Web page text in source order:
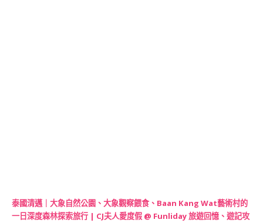
泰國清邁｜大象自然公園、大象觀察餵食、Baan Kang Wat藝術村的
一日深度森林探索旅行 | CJ夫人愛度假 @ Funliday 旅遊回憶、遊記攻